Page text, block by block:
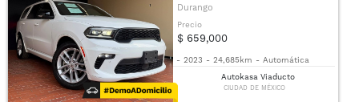
Durango
Precio
$ 659,000
- 2023 - 24,685km - Automática
Autokasa Viaducto
CIUDAD DE MÉXICO